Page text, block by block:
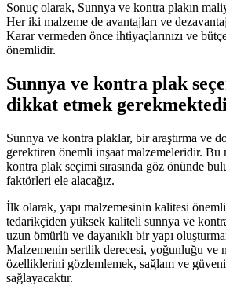
Sonuç olarak, Sunnya ve kontra plakın
Her iki malzeme de avantajları ve
Karar vermeden önce ihtiyaçlarınızı ve
önemlidir.
Sunnya ve kontra plak
dikkat etmek
Sunnya ve kontra plaklar, bir araştırma ve
gerektiren önemli inşaat malzemeleridir. Bu
kontra plak seçimi sırasında göz önünde
faktörleri ele alacağız.
İlk olarak, yapı malzemesinin kalitesi
tedarikçiden yüksek kaliteli sunnya ve
uzun ömürlü ve dayanıklı bir yapı
Malzemenin sertlik derecesi, yoğunluğu ve
özelliklerini gözlemlemek, sağlam ve
sağlayacaktır.